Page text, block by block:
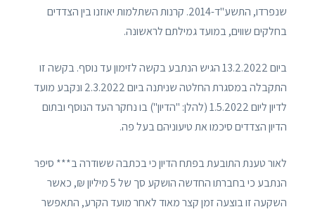
שנפרדו, התשע"ד-2014. קרנות השתלמות יאוזנו בין הצדדים
בחלקים שווים, במועד גמילתם לראשונה.
ביום 13.2.2022 הגיש הנתבע בקשה לזימון עד נוסף. בקשה זו
התקבלה במסגרת החלטה שניתנה ביום 2.3.2022 ונקבע מועד
לדיון ליום 1.5.2022 (להלן: "הדיון") בו נחקר העד הנוסף ובתום
הדיון הצדדים סיכמו את טיעוניהם בעל פה.
לאור טענת התובעת בפתח הדיון כי בכתבה ששודרה ב*** סיפר
הנתבע כי בחברתו החדשה הושקע סך של 5 מיליון ₪, כאשר
השקעה זו בוצעה זמן קצר מאוד לאחר מועד הקרע, התאפשר